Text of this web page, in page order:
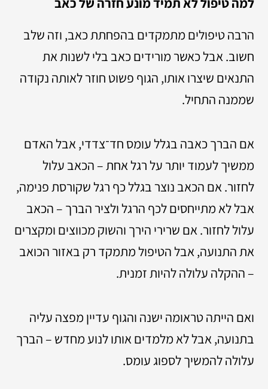
הרבה טיפולים מתמקדים בהפחתת כאב, וזה שלב
חשוב. אבל כאשר מורידים כאב בלי לשנות את
התנאים שיצרו אותו, הגוף פשוט חוזר לאותה נקודה
שממנה התחיל.
אם הברך כאבה בגלל עומס חד־צדדי, אבל האדם
ממשיך לעמוד יותר על רגל אחת – הכאב עלול
לחזור. אם הכאב נוצר בגלל כף רגל שקורסת פנימה,
אבל לא מתייחסים לכף הרגל ולציר הברך – הכאב
עלול לחזור. אם שרירי הירך והשוק מכווצים ומקצרים
את התנועה, אבל הטיפול מתמקד רק באזור הכואב
– ההקלה עלולה להיות זמנית.
ואם הייתה טראומה ישנה והגוף עדיין מפצה עליה
בתנועה, אבל לא מלמדים אותו לנוע מחדש – הברך
עלולה להמשיך לספוג עומס.